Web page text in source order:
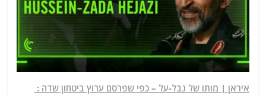
איראן | מותו של נבל-על – כפי שפרסם ערוץ ביטחון שדה :